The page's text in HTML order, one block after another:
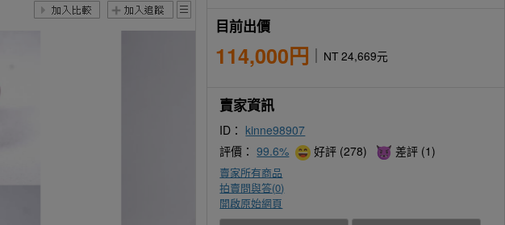
目前出價
114,000円 NT 24,669元
賣家資訊
ID： kinne98907
評價：99.6% 好評 (278) 差評 (1)
賣家所有商品
拍賣問與答(0)
開啟原始網頁